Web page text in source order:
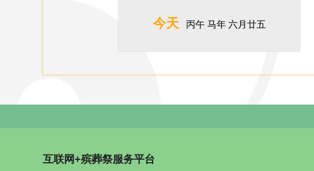
今天 丙午 马年 六月廿五
互联网+殡葬祭服务平台